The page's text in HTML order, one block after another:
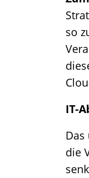
so
IT-
die